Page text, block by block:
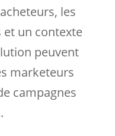
les
et un contexte
peuvent
marketeurs
campagnes